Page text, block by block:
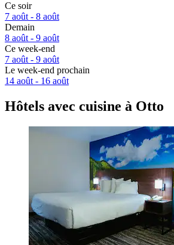
Ce soir
7 août - 8 août
Demain
8 août - 9 août
Ce week-end
7 août - 9 août
Le week-end prochain
14 août - 16 août
Hôtels avec cuisine à Otto